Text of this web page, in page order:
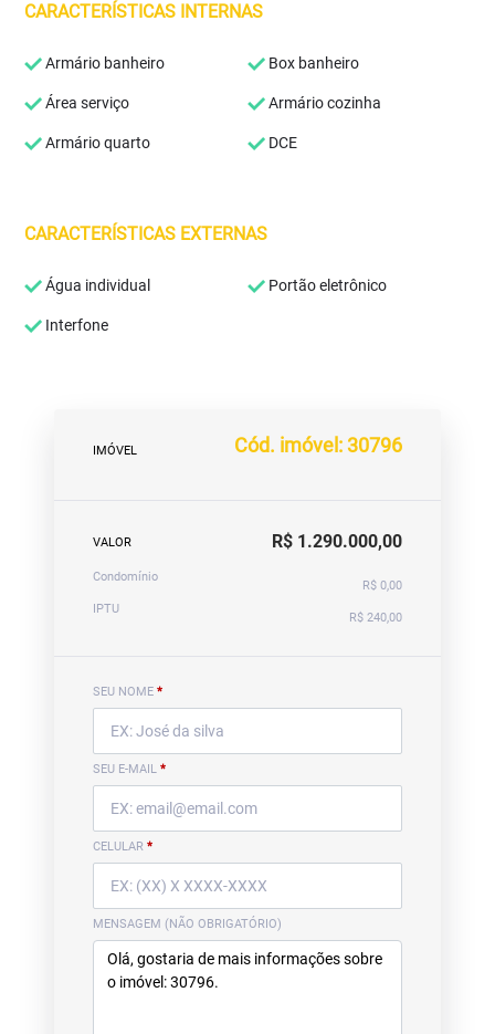
CARACTERÍSTICAS INTERNAS
Armário banheiro Box banheiro
Área serviço Armário cozinha
Armário quarto DCE
CARACTERÍSTICAS EXTERNAS
Água individual Portão eletrônico
Interfone
IMÓVEL Cód. imóvel: 30796
VALOR R$ 1.290.000,00
Condomínio
R$ 0,00
IPTU
R$ 240,00
SEU NOME *
SEU E-MAIL *
CELULAR *
MENSAGEM (NÃO OBRIGATÓRIO)